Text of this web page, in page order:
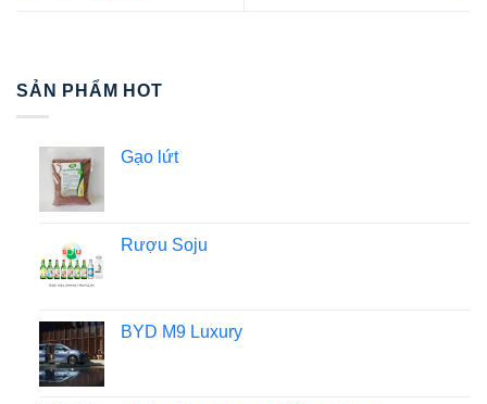
SẢN PHẨM HOT
Gạo lứt
Rượu Soju
BYD M9 Luxury